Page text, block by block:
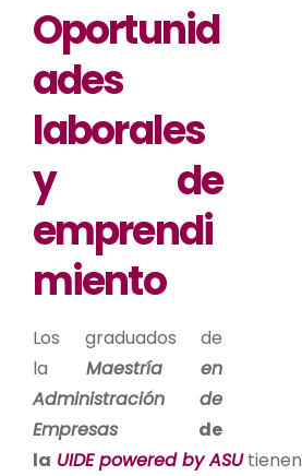
Oportunid
ades
laborales
y de
emprendi
miento
Los graduados de
la Maestría en
Administración de
Empresas de
la UIDE powered by ASUtienen